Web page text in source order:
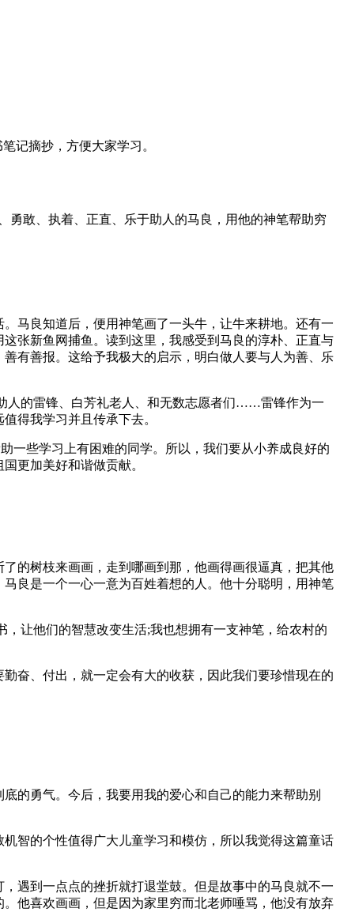
记摘抄，方便大家学习。
勇敢、执着、正直、乐于助人的马良，用他的神笔帮助穷
马良知道后，便用神笔画了一头牛，让牛来耕地。还有一
张新鱼网捕鱼。读到这里，我感受到马良的淳朴、正直与
有善报。这给予我极大的启示，明白做人要与人为善、乐
人的雷锋、白芳礼老人、和无数志愿者们……雷锋作为一
得我学习并且传承下去。
一些学习上有困难的同学。所以，我们要从小养成良好的
更加美好和谐做贡献。
的树枝来画画，走到哪画到那，他画得画很逼真，把其他
良是一个一心一意为百姓着想的人。他十分聪明，用神笔
让他们的智慧改变生活;我也想拥有一支神笔，给农村的
奋、付出，就一定会有大的收获，因此我们要珍惜现在的
的勇气。今后，我要用我的爱心和自己的能力来帮助别
智的个性值得广大儿童学习和模仿，所以我觉得这篇童话
遇到一点点的挫折就打退堂鼓。但是故事中的马良就不一
他喜欢画画，但是因为家里穷而北老师唾骂，他没有放弃